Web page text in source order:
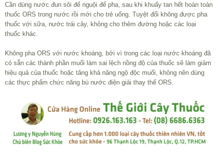
Cần dùng nước đun sôi để nguội để pha, sau khi khuấy tan hết hoàn toàn
thuốc ORS trong nước rồi mới cho trẻ uống. Tuyệt đối không được pha
thuốc với sữa, nước trái cây, không cho thêm đường hoặc các loại
thuốc khác.
Không pha ORS với nước khoáng, bởi vì trong các loại nước khoáng đã
có sẵn các thành phần muối làm sai lệch nồng độ của thuốc sẽ làm giảm
hiệu quả của thuốc hoặc tăng khả năng ngộ độc muối, không nên dùng
các thực phẩm chức năng bù nước điện giải thay thế ORS.